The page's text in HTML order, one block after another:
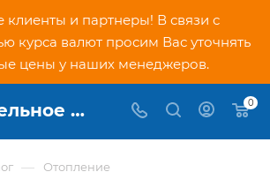
и партнеры! В связи с
курса валют просим Вас уточнять
цены у наших менеджеров.
Отопительное оборудование - купить в интернет-магазине Москвы PNDtech.ru 0
— Отопление